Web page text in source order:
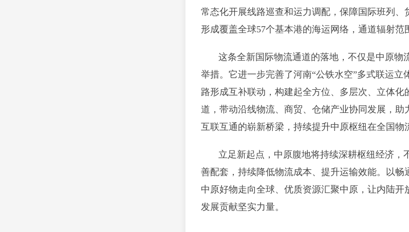
常态化开展线路巡查和运力调配，保障国际班列
形成覆盖全球57个基本港的海运网络，通道辐射范
这条全新国际物流通道的落地，不仅是中原
举措。它进一步完善了河南“公铁水空”多式联运
路形成互补联动，构建起全方位、多层次、立体
道，带动沿线物流、商贸、仓储产业协同发展，
互联互通的崭新桥梁，持续提升中原枢纽在全国物
立足新起点，中原腹地将持续深耕枢纽经济
善配套，持续降低物流成本、提升运输效能。以
中原好物走向全球、优质资源汇聚中原，让内陆
发展贡献坚实力量。